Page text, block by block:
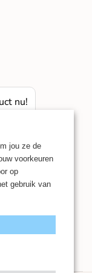
nu!
jou ze de
voorkeuren
op
gebruik van